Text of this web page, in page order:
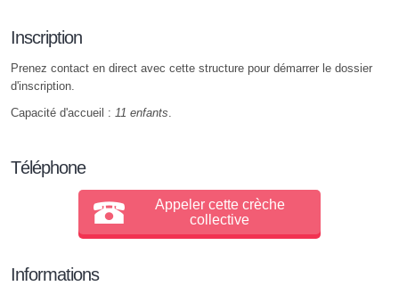
Inscription
Prenez contact en direct avec cette structure pour démarrer le dossier
d'inscription.
Capacité d'accueil : 11 enfants
Téléphone
Appeler cette crèche
collective
Informations